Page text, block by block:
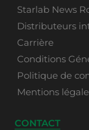
Starlab News
Distributeurs
Carrière
Conditions
Politique de
Mentions
CONTACT